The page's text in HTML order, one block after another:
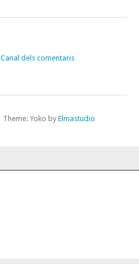
Canal dels comentaris
Theme: Yoko by Elmastudio